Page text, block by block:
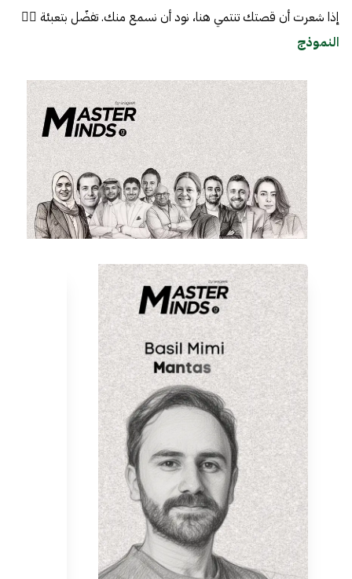
إذا شعرت أن قصتك تنتمي هنا، نود أن نسمع منك. تفضّل بتعبئة 👈🏼
النموذج